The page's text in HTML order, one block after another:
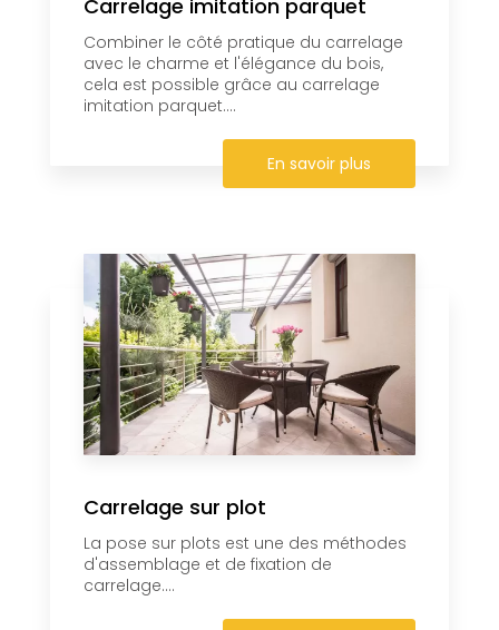
Carrelage imitation parquet
Combiner le côté pratique du carrelage
avec le charme et l'élégance du bois,
cela est possible grâce au carrelage
imitation parquet....
En savoir plus
Carrelage sur plot
La pose sur plots est une des méthodes
d'assemblage et de fixation de
carrelage....